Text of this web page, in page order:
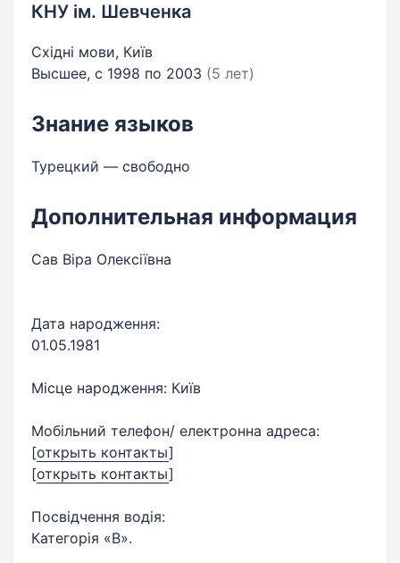
КНУ ім. Шевченка
Східні мови, Київ
Высшее, с 1998 по 2003 (5 лет)
Знание языков
Турецкий — свободно
Дополнительная информация
Сав Віра Олексіївна
Дата народження:
01.05.1981
Місце народження: Київ
Мобільний телефон/ електронна адреса:
[открыть контакты]
[открыть контакты]
Посвідчення водія:
Категорія «B».